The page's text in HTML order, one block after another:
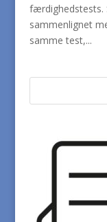
færdighedstests.
sammenlignet
samme test,...